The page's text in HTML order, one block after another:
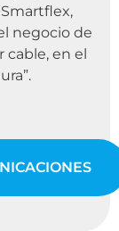
negocio de
en el